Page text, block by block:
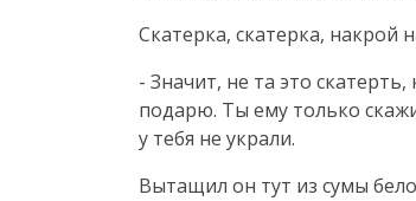
Скатерка, скатерка, накрой
- Значит, не та это
подарю. Ты ему только
у тебя не украли.
Вытащил он тут из сумы